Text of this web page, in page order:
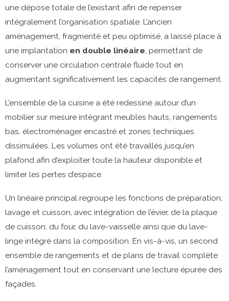
une dépose totale de l’existant afin de repenser
intégralement l’organisation spatiale. L’ancien
aménagement, fragmenté et peu optimisé, a laissé place à
une implantation en double linéaire, permettant de
conserver une circulation centrale fluide tout en
augmentant significativement les capacités de rangement.
L’ensemble de la cuisine a été redessiné autour d’un
mobilier sur mesure intégrant meubles hauts, rangements
bas, électroménager encastré et zones techniques
dissimulées. Les volumes ont été travaillés jusqu’en
plafond afin d’exploiter toute la hauteur disponible et
limiter les pertes d’espace.
Un linéaire principal regroupe les fonctions de préparation,
lavage et cuisson, avec intégration de l’évier, de la plaque
de cuisson, du four, du lave-vaisselle ainsi que du lave-
linge intégré dans la composition. En vis-à-vis, un second
ensemble de rangements et de plans de travail complète
l’aménagement tout en conservant une lecture épurée des
façades.